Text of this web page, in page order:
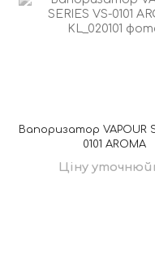
Вапоризатор VAPOUR
0101 AROMA
Ціну